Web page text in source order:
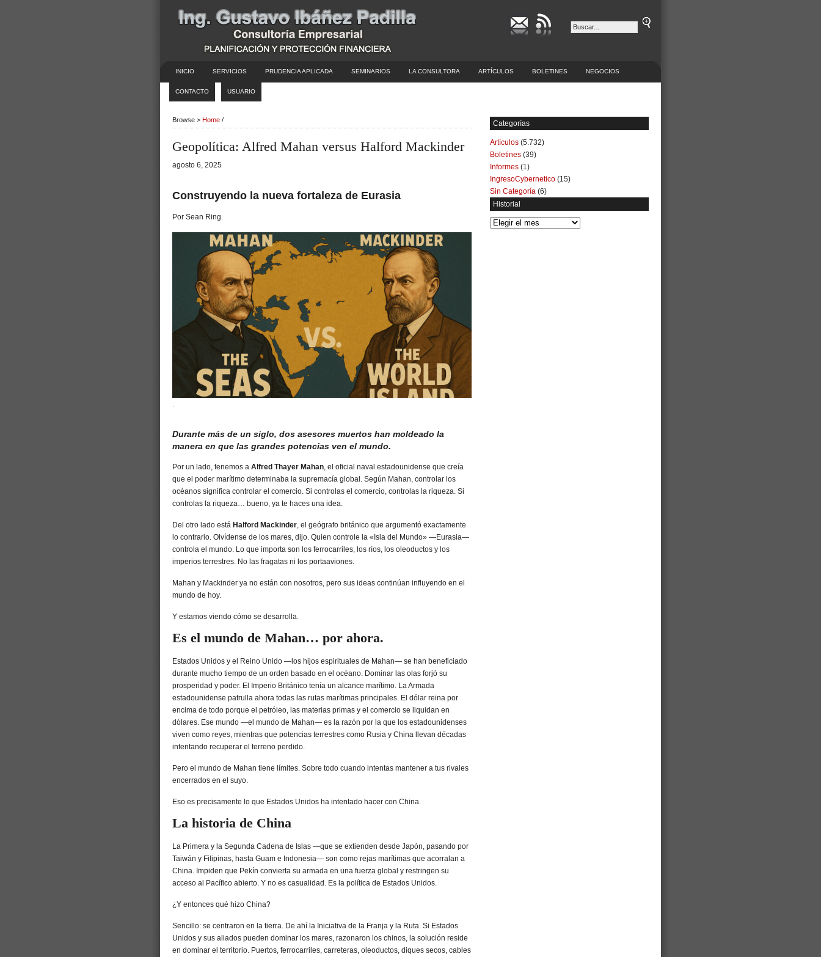
INICIO SERVICIOS PRUDENCIA APLICADA SEMINARIOS LA CONSULTORA ARTÍCULOS BOLETINES NEGOCIOS
CONTACTO USUARIO
Browse > Home /
Geopolítica: Alfred Mahan versus Halford Mackinder
agosto 6, 2025
Construyendo la nueva fortaleza de Eurasia
Por Sean Ring.
.
Durante más de un siglo, dos asesores muertos han moldeado la
manera en que las grandes potencias ven el mundo.
Por un lado, tenemos a Alfred Thayer Mahan, el oficial naval estadounidense que creía
que el poder marítimo determinaba la supremacía global. Según Mahan, controlar los
océanos significa controlar el comercio. Si controlas el comercio, controlas la riqueza. Si
controlas la riqueza… bueno, ya te haces una idea.
Del otro lado está Halford Mackinder, el geógrafo británico que argumentó exactamente
lo contrario. Olvídense de los mares, dijo. Quien controle la «Isla del Mundo» —Eurasia—
controla el mundo. Lo que importa son los ferrocarriles, los ríos, los oleoductos y los
imperios terrestres. No las fragatas ni los portaaviones.
Mahan y Mackinder ya no están con nosotros, pero sus ideas continúan influyendo en el
mundo de hoy.
Y estamos viendo cómo se desarrolla.
Es el mundo de Mahan… por ahora.
Estados Unidos y el Reino Unido —los hijos espirituales de Mahan— se han beneficiado
durante mucho tiempo de un orden basado en el océano. Dominar las olas forjó su
prosperidad y poder. El Imperio Británico tenía un alcance marítimo. La Armada
estadounidense patrulla ahora todas las rutas marítimas principales. El dólar reina por
encima de todo porque el petróleo, las materias primas y el comercio se liquidan en
dólares. Ese mundo —el mundo de Mahan— es la razón por la que los estadounidenses
viven como reyes, mientras que potencias terrestres como Rusia y China llevan décadas
intentando recuperar el terreno perdido.
Pero el mundo de Mahan tiene límites. Sobre todo cuando intentas mantener a tus rivales
encerrados en el suyo.
Eso es precisamente lo que Estados Unidos ha intentado hacer con China.
La historia de China
La Primera y la Segunda Cadena de Islas —que se extienden desde Japón, pasando por
Taiwán y Filipinas, hasta Guam e Indonesia— son como rejas marítimas que acorralan a
China. Impiden que Pekín convierta su armada en una fuerza global y restringen su
acceso al Pacífico abierto. Y no es casualidad. Es la política de Estados Unidos.
¿Y entonces qué hizo China?
Sencillo: se centraron en la tierra. De ahí la Iniciativa de la Franja y la Ruta. Si Estados
Unidos y sus aliados pueden dominar los mares, razonaron los chinos, la solución reside
en dominar el territorio. Puertos, ferrocarriles, carreteras, oleoductos, diques secos, cables
Categorías
Artículos (5.732)
Boletines (39)
Informes (1)
IngresoCybernetico (15)
Sin Categoría (6)
Historial
Historial